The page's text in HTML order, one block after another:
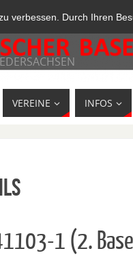
verbessen. Durch Ihren
VEREINE INFOS
1 (2.